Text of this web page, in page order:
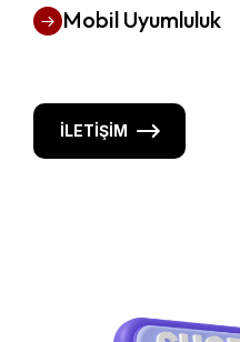
Mobil Uyumluluk
İLETIŞIM